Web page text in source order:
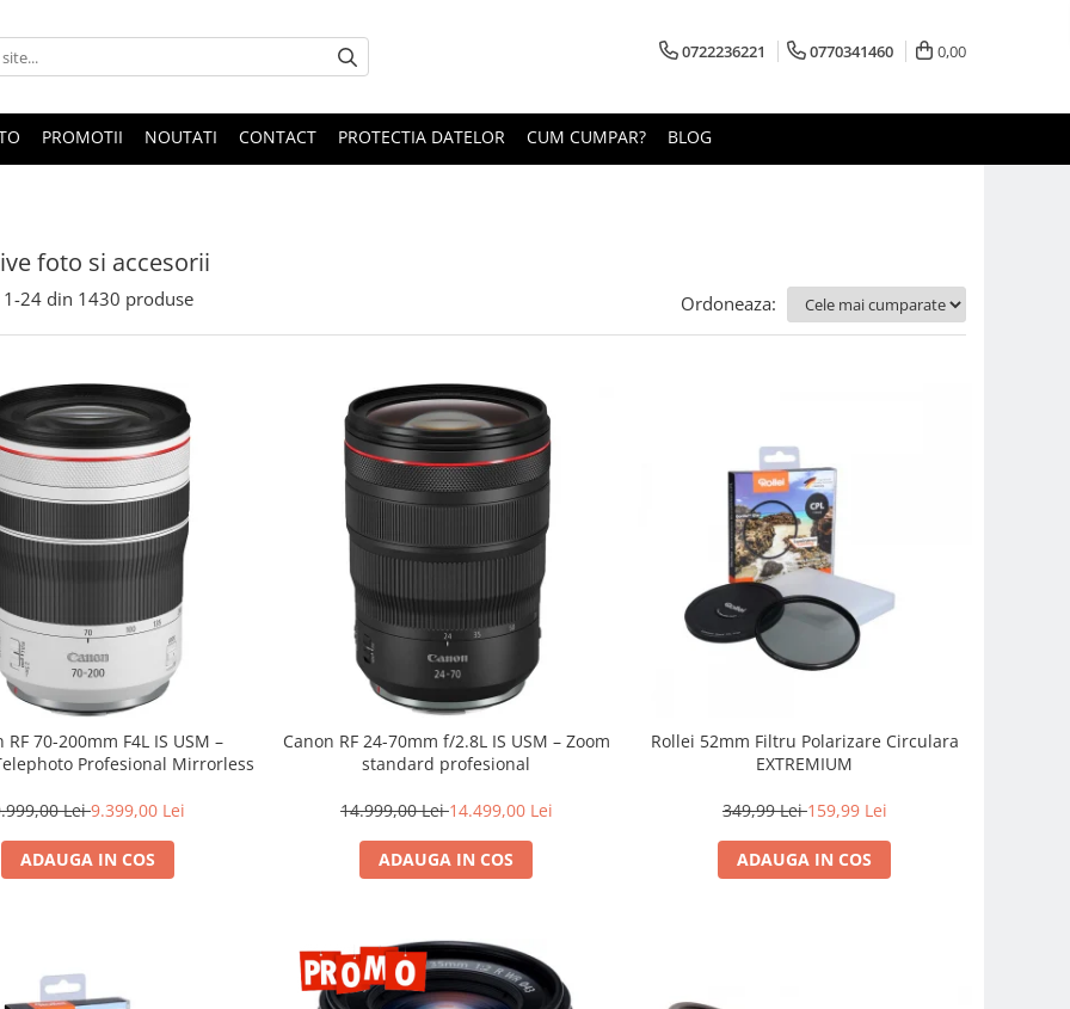
0722236221 0770341460 0,00
PROMOTII NOUTATI CONTACT PROTECTIA DATELOR CUM CUMPAR? BLOG
foto si accesorii
1-24 din 1430 produse Ordoneaza:
RF 70-200mm F4L IS USM –
Profesional Mirrorless
Lei9.399,00 Lei
ADAUGA IN COS
Canon RF 24-70mm f/2.8L IS USM – Zoom
standard profesional
14.999,00 Lei14.499,00 Lei
ADAUGA IN COS
Rollei 52mm Filtru Polarizare Circulara
EXTREMIUM
349,99 Lei159,99 Lei
ADAUGA IN COS